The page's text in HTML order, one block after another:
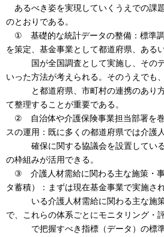
あるべき姿を実現していくうえでの課
のとおりである。
① 基礎的な統計データの整備：標準調
を策定、基金事業として都道府県、ある
国が全国調査として実施し、そのデ
いった方法が考えられる。そのうえでも
と都道府県、市町村の連携のあり方
て整理することが重要である。
② 自治体や介護保険事業担当部署を巻
スの運用：既に多くの都道府県では介護
確保に関する協議会を設置している
の枠組みが活用できる。
③ 介護人材需給に関わる主な施策・事
タ蓄積）：まずは現在基金事業で実施さ
いる介護人材需給に関わる主な施策
で、これらの体系ごとにモニタリング・
で把握すべき指標（データ）の標準